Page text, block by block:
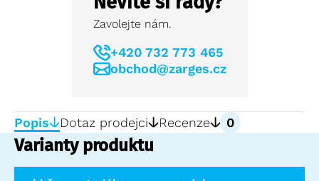
Zavolejte nám.
+420 732 773 465
obchod@zarges.cz
Popis Dotaz prodejci Recenze 0
Varianty produktu